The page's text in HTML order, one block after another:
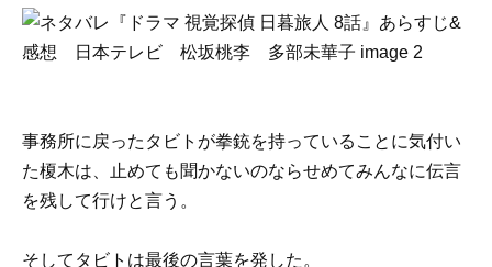
事務所に戻ったタビトが拳銃を持っていることに気付い
た榎木は、止めても聞かないのならせめてみんなに伝言
を残して行けと言う。
そしてタビトは最後の言葉を発した。